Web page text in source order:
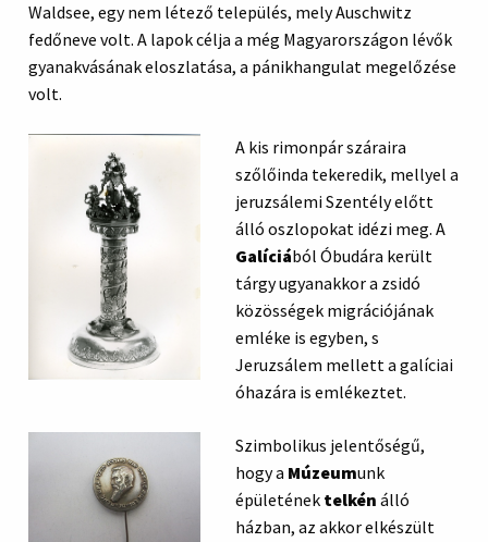
Waldsee, egy nem létező település, mely Auschwitz
fedőneve volt. A lapok célja a még Magyarországon lévők
gyanakvásának eloszlatása, a pánikhangulat megelőzése
volt.
A kis rimonpár száraira
szőlőinda tekeredik, mellyel a
jeruzsálemi Szentély előtt
álló oszlopokat idézi meg. A
Galíciából Óbudára került
tárgy ugyanakkor a zsidó
közösségek migrációjának
emléke is egyben, s
Jeruzsálem mellett a galíciai
óhazára is emlékeztet.
Szimbolikus jelentőségű,
hogy a Múzeumunk
épületének telkén álló
házban, az akkor elkészült